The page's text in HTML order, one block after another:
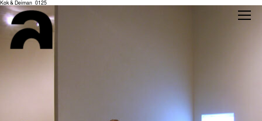
Kok & Deiman_0125